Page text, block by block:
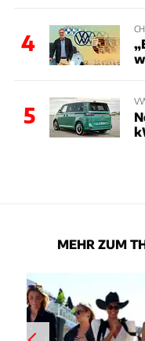
4
5
MEHR ZUM